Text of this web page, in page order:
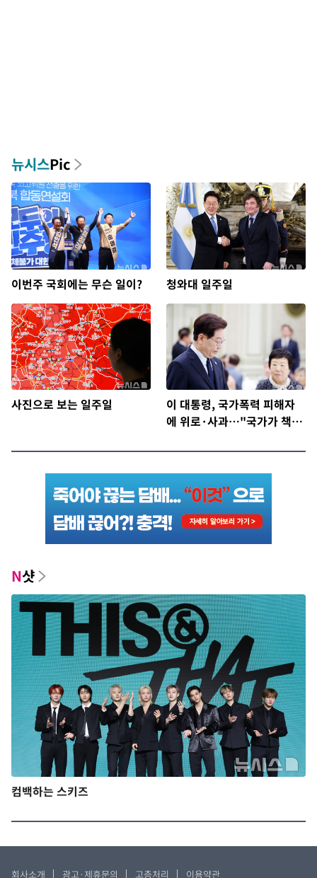
뉴시스Pic
이번주 국회에는 무슨 일이? 청와대 일주일
사진으로 보는 일주일
이 대통령, 국가폭력 피해자
에 위로·사과…"국가가 책임
N샷
컴백하는 스키즈
회사소개 광고·제휴문의 고층처리 이용약관